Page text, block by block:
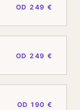
OD 249 €
OD 249 €
OD 190 €